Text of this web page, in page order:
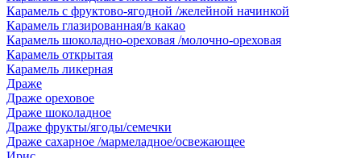
Карамель с фруктово-ягодной /желейной начинкой
Карамель глазированная/в какао
Карамель шоколадно-ореховая /молочно-ореховая
Карамель открытая
Карамель ликерная
Драже
Драже ореховое
Драже шоколадное
Драже фрукты/ягоды/семечки
Драже сахарное /мармеладное/освежающее